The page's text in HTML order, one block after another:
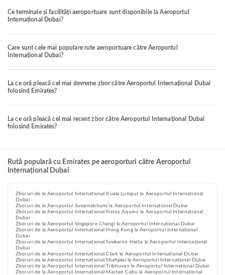
Ce terminale și facilități aeroportuare sunt disponibile la Aeroportul
Internațional Dubai?
Care sunt cele mai populare rute aeroportuare către Aeroportul
Internațional Dubai?
La ce oră pleacă cel mai devreme zbor către Aeroportul Internațional Dubai
folosind Emirates?
La ce oră pleacă cel mai recent zbor către Aeroportul Internațional Dubai
folosind Emirates?
Rută populară cu Emirates pe aeroporturi către Aeroportul
Internațional Dubai
Zboruri de la Aeroportul Internațional Kuala Lumpur la Aeroportul Internațional
Dubai
Zboruri de la Aeroportul Suvarnabhumi la Aeroportul Internațional Dubai
Zboruri de la Aeroportul Internațional Ninoy Aquino la Aeroportul Internațional
Dubai
Zboruri de la Aeroportul Singapore Changi la Aeroportul Internațional Dubai
Zboruri de la Aeroportul Internațional Hong Kong la Aeroportul Internațional
Dubai
Zboruri de la Aeroportul Internațional Soekarno Hatta la Aeroportul Internațional
Dubai
Zboruri de la Aeroportul Internațional Clark la Aeroportul Internațional Dubai
Zboruri de la Aeroportul Internațional Shahjalal la Aeroportul Internațional Dubai
Zboruri de la Aeroportul Internațional Tribhuvan la Aeroportul Internațional Dubai
Zboruri de la Aeroportul Internațional Mactan Cebu la Aeroportul Internațional